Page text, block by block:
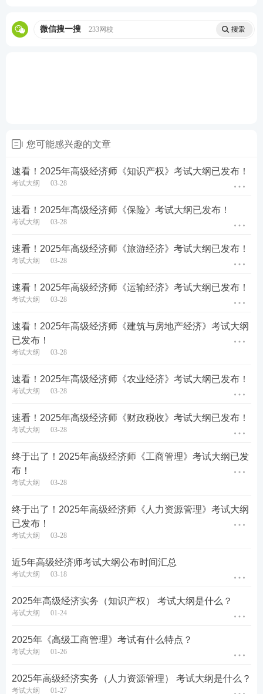
统筹化解房地产、地方债务、中小金融机构等风
金融监管改革进展及我国实践；深入推进利率、
汇率市场化改革；深化资本市场投融资综合改
革，打通中长期资金入市卡点堵点；稳妥推进数
深化政策性金融机构改革，强化国有大型金融机
展特色化经营。
行注册制走深走实，健全多层次资本市场体系，
大力提高上市公司质量，培育一流投资银行和投
资机构；努力提振资本市场，增强资本市场制度
的包容性、适应性；推动全国碳市场建设；规范
金融市场发行和交易行为；强化市场规则，打造
规则统一、监管协同的金融市场，促进长期资本
形成；打击欺诈发行、财务造假、操纵市场等违
7.完善金融宏观调控与全面加强金融监管。包括
发挥好货币政策工具总量和结构双重功能；探索
拓展中央银行宏观审慎与金融稳定功能；完善房
为监管、功能监管、穿透式监管、持续监管；强
化监管科技运用，强化事前事中监管；加强金融
系。
平开放，着力建设强大的国际金融中心；稳步扩
大金融领域制度型开放，提升跨境投融资便利
化；深化外商投资促进体制机制改革；稳慎扎实
推进人民币国际化，保持人民币汇率在合理均衡
险跨区域、跨市场、跨境传递共振；积极参与国
微信搜一搜 233网校
您可能感兴趣的文章
速看！2025年高级经济师《知识产权》考试大纲已发布！
考试大纲 03-28
速看！2025年高级经济师《保险》考试大纲已发布！
考试大纲 03-28
速看！2025年高级经济师《旅游经济》考试大纲已发布！
考试大纲 03-28
速看！2025年高级经济师《运输经济》考试大纲已发布！
考试大纲 03-28
速看！2025年高级经济师《建筑与房地产经济》考试大纲
已发布！
考试大纲 03-28
速看！2025年高级经济师《农业经济》考试大纲已发布！
考试大纲 03-28
速看！2025年高级经济师《财政税收》考试大纲已发布！
考试大纲 03-28
终于出了！2025年高级经济师《工商管理》考试大纲已发
布！
考试大纲 03-28
终于出了！2025年高级经济师《人力资源管理》考试大纲
已发布！
考试大纲 03-28
近5年高级经济师考试大纲公布时间汇总
考试大纲 03-18
2025年高级经济实务（知识产权） 考试大纲是什么？
考试大纲 01-24
2025年《高级工商管理》考试有什么特点？
考试大纲 01-26
2025年高级经济实务（人力资源管理） 考试大纲是什么？
考试大纲 01-27